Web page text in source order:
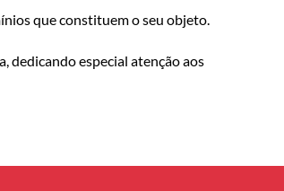
que constituem o seu objeto.
dedicando especial atenção aos